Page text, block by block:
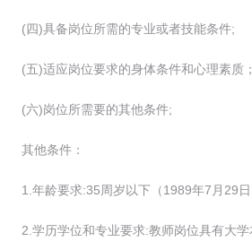
(四)具备岗位所需的专业或者技能条件;
(五)适应岗位要求的身体条件和心理素质；
(六)岗位所需要的其他条件;
其他条件：
1.年龄要求:35周岁以下（1989年7月29日
2.学历学位和专业要求:教师岗位具有大